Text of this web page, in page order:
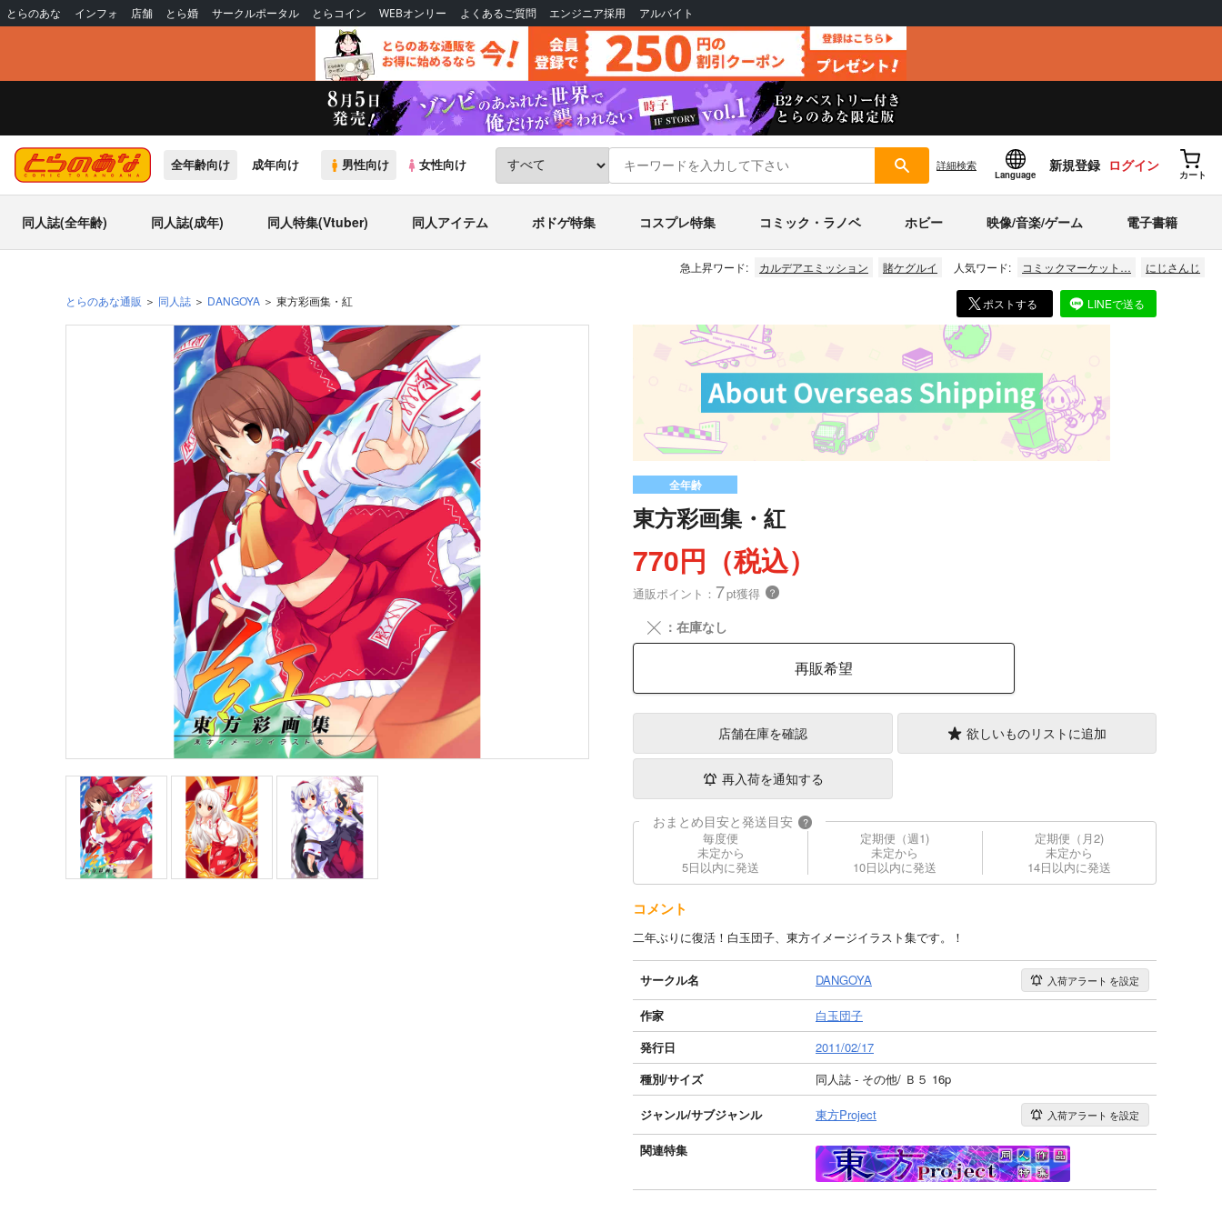
とらのあな インフォ 店舗 とら婚 サークルポータル とらコイン WEBオンリー よくあるご質問 エンジニア採用 アルバイト
全年齢向け 成年向け 男性向け 女性向け 詳細検索
Language
新規登録 ログイン
カート
同人誌(全年齢) 同人誌(成年) 同人特集(Vtuber) 同人アイテム ボドゲ特集 コスプレ特集 コミック・ラノベ ホビー 映像/音楽/ゲーム 電子書籍
急上昇ワード: カルデアエミッション 賭ケグルイ 人気ワード: コミックマーケット… にじさんじ
とらのあな通販 同人誌 DANGOYA 東方彩画集・紅 ポストする LINEで送る
全年齢
東方彩画集・紅
770円（税込）
通販ポイント： 7pt獲得 ？
╳ ：在庫なし
再販希望
店舗在庫を確認 欲しいものリストに追加
再入荷を通知する
おまとめ目安と発送目安 ?
毎度便
未定から
5日以内に発送
定期便（週1)
未定から
10日以内に発送
定期便（月2)
未定から
14日以内に発送
コメント
二年ぶりに復活！白玉団子、東方イメージイラスト集です。！
サークル名 DANGOYA 入荷アラート を設定
作家
白玉団子
発行日
2011/02/17
種別/サイズ
同人誌 - その他/ Ｂ５ 16p
ジャンル/サブジャンル 東方Project 入荷アラート を設定
関連特集